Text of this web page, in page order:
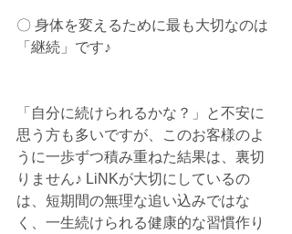
〇 身体を変えるために最も大切なのは
「継続」です♪
「自分に続けられるかな？」と不安に
思う方も多いですが、このお客様のよ
うに一歩ずつ積み重ねた結果は、裏切
りません♪ LiNKが大切にしているの
は、短期間の無理な追い込みではな
く、一生続けられる健康的な習慣作り